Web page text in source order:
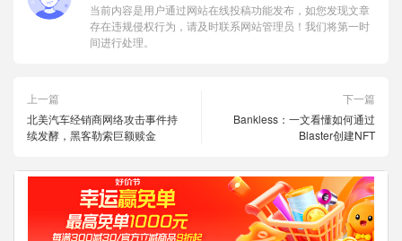
当前内容是用户通过网站在线投稿功能发布，如您发现文章
存在违规侵权行为，请及时联系网站管理员！我们将第一时
间进行处理。
上一篇
北美汽车经销商网络攻击事件持
续发酵，黑客勒索巨额赎金
下一篇
Bankless：一文看懂如何通过
Blaster创建NFT